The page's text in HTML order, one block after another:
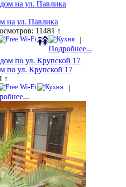
на ул. Павлика
11481 ↑
|
Подробнее...
по ул. Крупской 17
↑
|